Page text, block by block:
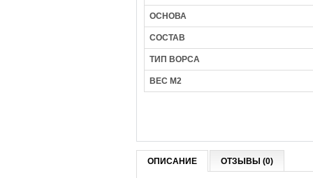
ОСНОВА
СОСТАВ
ТИП ВОРСА
ВЕС М2
ОПИСАНИЕ ОТЗЫВЫ (0)